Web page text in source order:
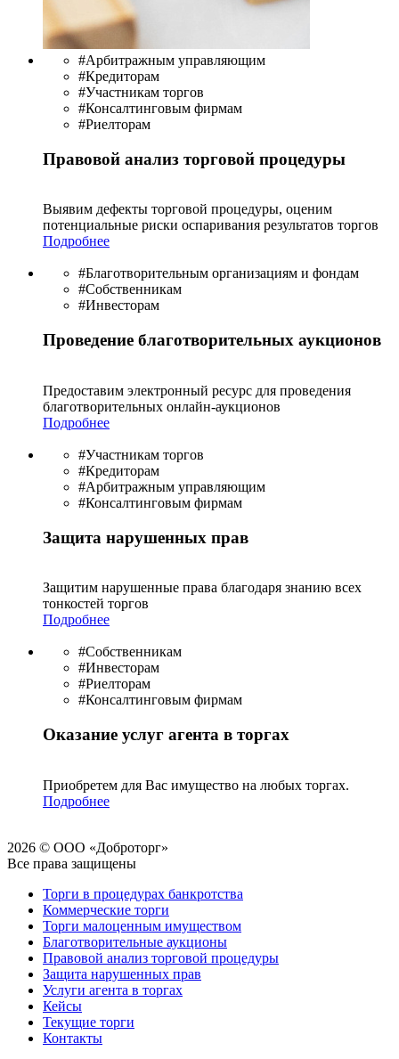
#Арбитражным управляющим
#Кредиторам
#Участникам торгов
#Консалтинговым фирмам
#Риелторам
Правовой анализ торговой процедуры
Выявим дефекты торговой процедуры, оценим
потенциальные риски оспаривания результатов торгов
Подробнее
#Благотворительным организациям и фондам
#Собственникам
#Инвесторам
Проведение благотворительных аукционов
Предоставим электронный ресурс для проведения
благотво­рительных онлайн-аукционов
Подробнее
#Участникам торгов
#Кредиторам
#Арбитражным управляющим
#Консалтинговым фирмам
Защита нарушенных прав
Защитим нарушенные права благодаря знанию всех
тонкостей торгов
Подробнее
#Собственникам
#Инвесторам
#Риелторам
#Консалтинговым фирмам
Оказание услуг агента в торгах
Приобретем для Вас имущество на любых торгах.
Подробнее
2026 © ООО «Доброторг»
Все права защищены
Торги в процедурах банкротства
Коммерческие торги
Торги малоценным имуществом
Благотворительные аукционы
Правовой анализ торговой процедуры
Защита нарушенных прав
Услуги агента в торгах
Кейсы
Текущие торги
Контакты